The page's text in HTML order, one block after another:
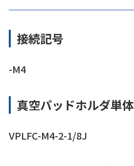
接続記号
-M4
真空パッドホルダ単体
VPLFC-M4-2-1/8J